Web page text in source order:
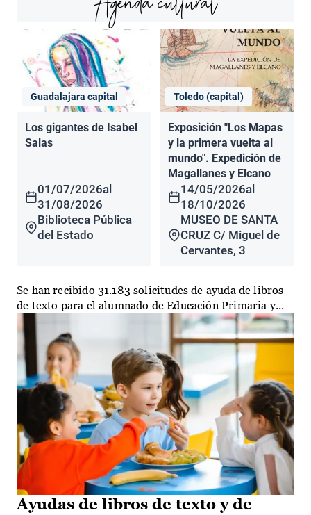
Guadalajara capital
Los gigantes de Isabel
Salas
01/07/2026al
31/08/2026
Biblioteca Pública
del Estado
Toledo (capital)
Exposición "Los Mapas
y la primera vuelta al
mundo". Expedición de
Magallanes y Elcano
14/05/2026al
18/10/2026
MUSEO DE SANTA
CRUZ C/ Miguel de
Cervantes, 3
Ayudas de libros de texto y de
Se han recibido 31.183 solicitudes de ayuda de libros
de texto para el alumnado de Educación Primaria y...